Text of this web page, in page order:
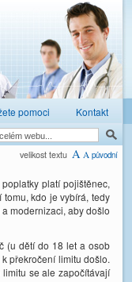
pomoci Kontakt
velikost textu A A původní
platí pojištěnec,
kdo je vybírá, tedy
modernizaci, aby došlo
(u dětí do 18 let a osob
překročení limitu došlo.
se ale započítávají